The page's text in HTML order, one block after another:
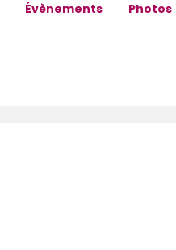
Évènements Photos